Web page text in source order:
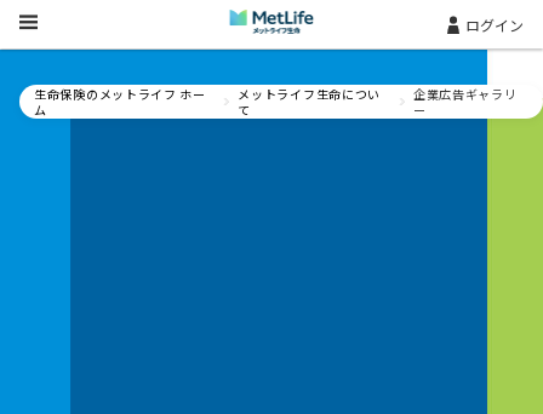
Skip Navigation ログイン
生命保険のメットライフ ホー
ム
メットライフ生命につい
て
企業広告ギャラリ
ー